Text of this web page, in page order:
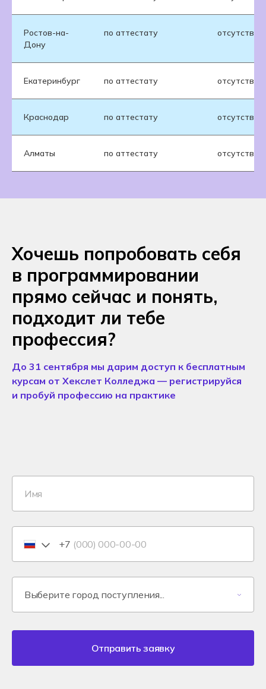
Ростов-на-
Дону
по аттестату
Екатеринбург по аттестату
Краснодар по аттестату
Алматы по аттестату
Хочешь попробовать себя
в программировании
прямо сейчас и понять,
подходит ли тебе
профессия?
До 31 сентября мы дарим доступ к бесплатным
курсам от Хекслет Колледжа — регистрируйся
и пробуй профессию на практике
+7
Отправить заявку